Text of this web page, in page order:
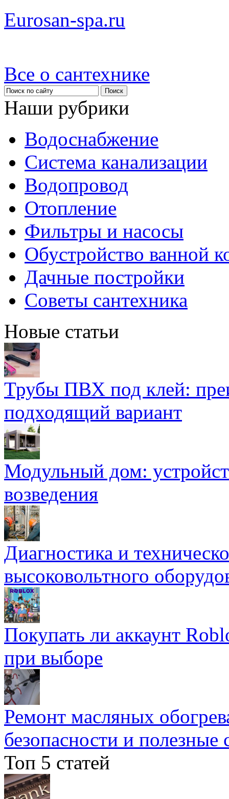
Eurosan-spa.ru
Все о сантехнике
Наши рубрики
Водоснабжение
Система канализации
Водопровод
Отопление
Фильтры и насосы
Обустройство ванной
Дачные постройки
Советы сантехника
Новые статьи
Трубы ПВХ под клей:
подходящий вариант
Модульный дом:
возведения
Диагностика и
высоковольтного
Покупать ли аккаунт
при выборе
Ремонт масляных
безопасности и полезные
Топ 5 статей